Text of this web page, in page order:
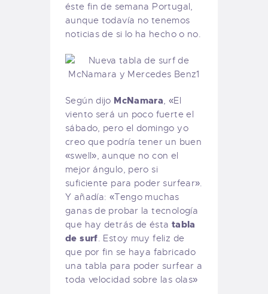
éste fin de semana Portugal,
aunque todavía no tenemos
noticias de si lo ha hecho o no.
Según dijo McNamara , «El
viento será un poco fuerte el
sábado, pero el domingo yo
creo que podría tener un buen
«swell», aunque no con el
mejor ángulo, pero si
suficiente para poder surfear».
Y añadía: «Tengo muchas
ganas de probar la tecnología
que hay detrás de ésta tabla
de surf . Estoy muy feliz de
que por fin se haya fabricado
una tabla para poder surfear a
toda velocidad sobre las olas»